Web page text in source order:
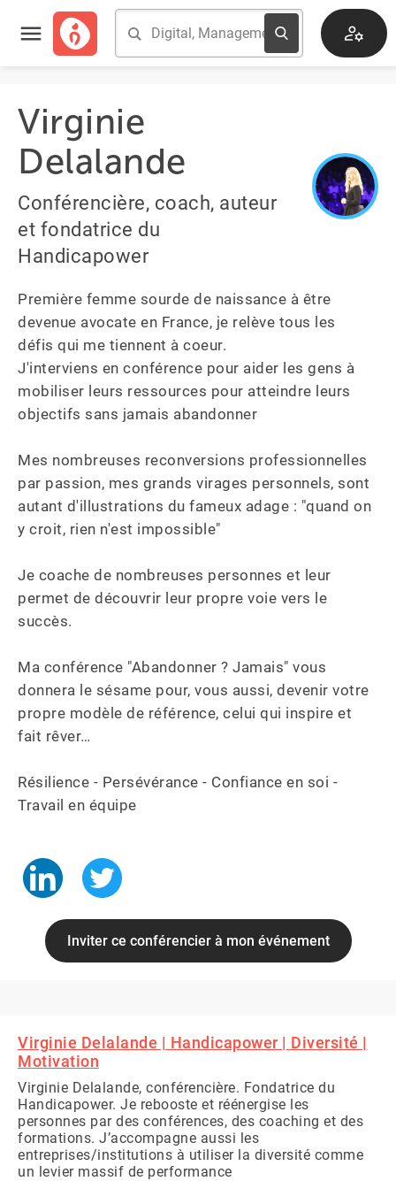
Virginie
Delalande
Conférencière, coach, auteur
et fondatrice du
Handicapower
Première femme sourde de naissance à être
devenue avocate en France, je relève tous les
défis qui me tiennent à coeur.
J'interviens en conférence pour aider les gens à
mobiliser leurs ressources pour atteindre leurs
objectifs sans jamais abandonner
Mes nombreuses reconversions professionnelles
par passion, mes grands virages personnels, sont
autant d'illustrations du fameux adage : "quand on
y croit, rien n'est impossible"
Je coache de nombreuses personnes et leur
permet de découvrir leur propre voie vers le
succès.
Ma conférence "Abandonner ? Jamais" vous
donnera le sésame pour, vous aussi, devenir votre
propre modèle de référence, celui qui inspire et
fait rêver…
Résilience - Persévérance - Confiance en soi -
Travail en équipe
Inviter ce conférencier à mon événement
Virginie Delalande | Handicapower | Diversité |
Motivation
Virginie Delalande, conférencière. Fondatrice du
Handicapower. Je rebooste et réénergise les
personnes par des conférences, des coaching et des
formations. J’accompagne aussi les
entreprises/institutions à utiliser la diversité comme
un levier massif de performance